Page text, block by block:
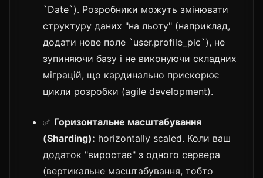
`Date`). Розробники можуть змінювати
структуру даних "на льоту" (наприклад,
додати нове поле `user.profile_pic`), не
зупиняючи базу і не виконуючи складних
міграцій, що кардинально прискорює
цикли розробки (agile development).
✅ Горизонтальне масштабування
(Sharding): horizontally scaled. Коли ваш
додаток "виростає" з одного сервера
(вертикальне масштабування, тобто